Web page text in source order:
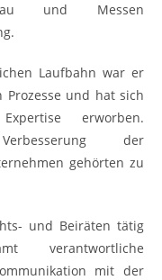
und Messen
Laufbahn war er
und hat sich
erworben.
der
gehörten zu
und Beiräten tätig
mit der